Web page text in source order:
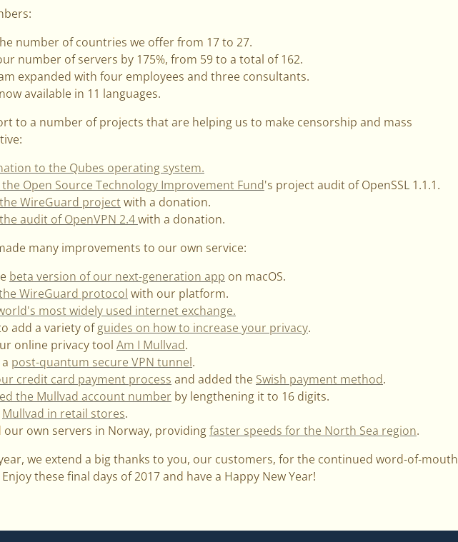
number of countries we offer from 17 to 27.
number of servers by 175%, from 59 to a total of 162.
expanded with four employees and three consultants.
available in 11 languages.
to a number of projects that are helping us to make censorship and mass
to the Qubes operating system.
Open Source Technology Improvement Fund's project audit of OpenSSL 1.1.1.
WireGuard projectwith a donation.
audit of OpenVPN 2.4with a donation.
many improvements to our own service:
beta version of our next-generation app on macOS.
WireGuard protocol with our platform.
most widely used internet exchange.
add a variety ofguides on how to increase your privacy.
online privacy tool Am I Mullvad.
post-quantum secure VPN tunnel.
credit card payment process and added the Swish payment method.
the Mullvad account number by lengthening it to 16 digits.
Mullvad in retail stores.
our own servers in Norway, providingfaster speeds for the North Sea region.
we extend a big thanks to you, our customers, for the continued word-of-mouth
these final days of 2017 and have a Happy New Year!